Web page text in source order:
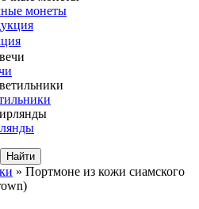
монеты
Найти
» Портмоне из кожи сиамского